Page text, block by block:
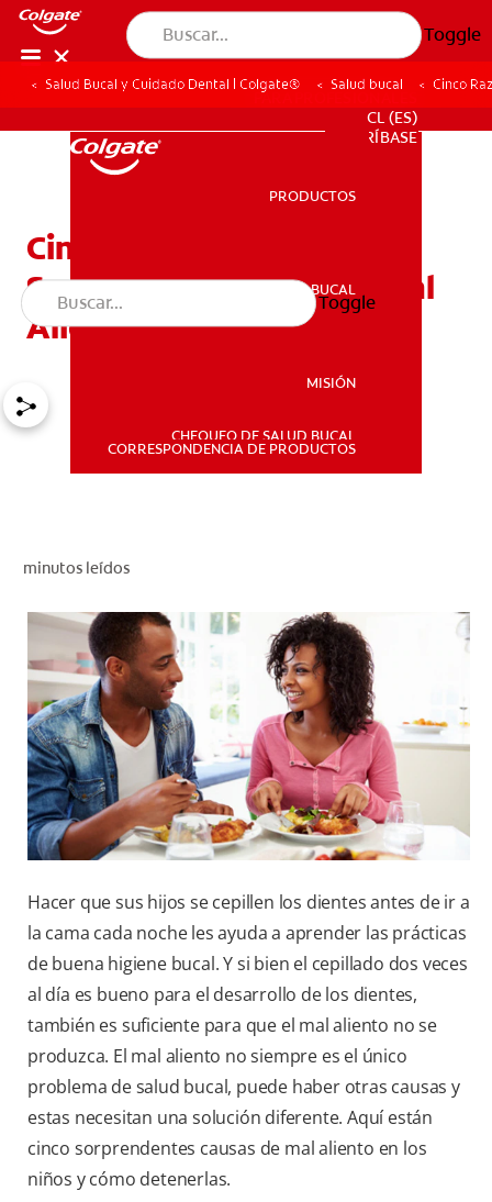
Toggle
SALUD BUCAL
PARA PROFESIONALES
SUSCRÍBASE
PARA PROFESIONALES
CL (ES)
SUSCRÍBASE
PRODUCTOS
SALUD BUCAL
MISIÓN
CHEQUEO DE SALUD BUCAL
CORRESPONDENCIA DE PRODUCTOS
Toggle
Salud Bucal y Cuidado Dental | Colgate® Salud bucal Cinco
Cinco Razones
Sorprendentes Para El Mal
Aliento En Los Niños
minutos leídos
Hacer que sus hijos se cepillen los dientes antes de ir a
la cama cada noche les ayuda a aprender las prácticas
de buena higiene bucal. Y si bien el cepillado dos veces
al día es bueno para el desarrollo de los dientes,
también es suficiente para que el mal aliento no se
produzca. El mal aliento no siempre es el único
problema de salud bucal, puede haber otras causas y
estas necesitan una solución diferente. Aquí están
cinco sorprendentes causas de mal aliento en los
niños y cómo detenerlas.